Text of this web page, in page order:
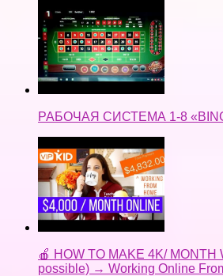
РАБОЧАЯ СИСТЕМА 1-8
🍎 HOW TO MAKE 4K/ MONTH
possible) → Working Online